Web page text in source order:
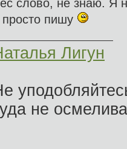
слово, не знаю. Я
просто пишу
Лигун
не